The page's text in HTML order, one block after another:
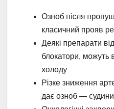
Озноб після
класичний прояв
Деякі препарати
блокатори, можуть
холоду
Різке зниження
дає озноб —